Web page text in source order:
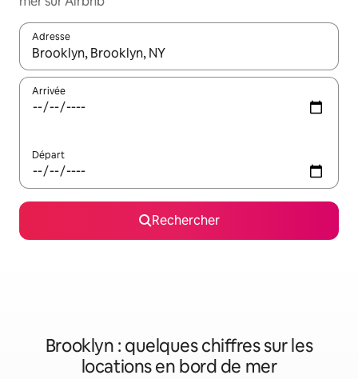
Adresse
Lorsque les résultats s'affichent, utilisez les flèches vers le
Arrivée
Départ
Rechercher
Brooklyn : quelques chiffres sur les
locations en bord de mer